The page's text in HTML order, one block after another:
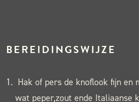
BEREIDINGSWIJZE
Hak of pers de knoflook fijn en
wat peper,zout ende Italiaanse